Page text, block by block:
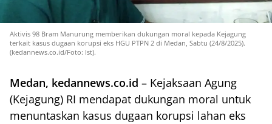
Aktivis 98 Bram Manurung memberikan dukungan moral kepada Kejagung
terkait kasus dugaan korupsi eks HGU PTPN 2 di Medan, Sabtu (24/8/2025).
(kedannews.co.id/Foto: Ist).
Medan, kedannews.co.id – Kejaksaan Agung
(Kejagung) RI mendapat dukungan moral untuk
menuntaskan kasus dugaan korupsi lahan eks